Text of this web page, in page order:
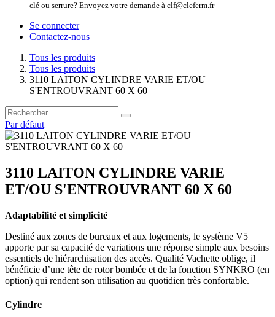
clé ou serrure? Envoyez votre demande à clf@cleferm.fr
Se connecter
Contactez-nous
Tous les produits
Tous les produits
3110 LAITON CYLINDRE VARIE ET/OU
S'ENTROUVRANT 60 X 60
Par défaut
3110 LAITON CYLINDRE VARIE
ET/OU S'ENTROUVRANT 60 X 60
Adaptabilité et simplicité
Destiné aux zones de bureaux et aux logements, le système V5
apporte par sa capacité de variations une réponse simple aux besoins
essentiels de hiérarchisation des accès. Qualité Vachette oblige, il
bénéficie d’une tête de rotor bombée et de la fonction SYNKRO (en
option) qui rendent son utilisation au quotidien très confortable.
Cylindre